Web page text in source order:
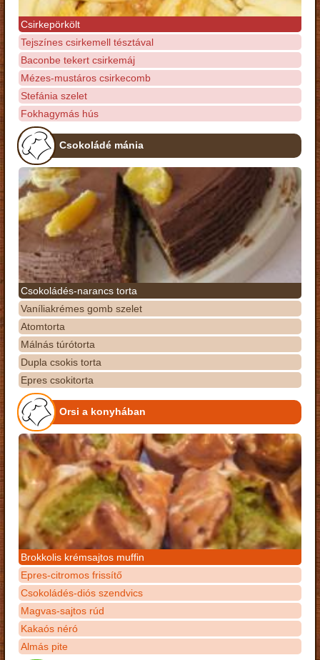
Csirkepörkölt
Tejszínes csirkemell tésztával
Baconbe tekert csirkemáj
Mézes-mustáros csirkecomb
Stefánia szelet
Fokhagymás hús
Csokoládé mánia
Csokoládés-narancs torta
Vaníliakrémes gomb szelet
Atomtorta
Málnás túrótorta
Dupla csokis torta
Epres csokitorta
Orsi a konyhában
Brokkolis krémsajtos muffin
Epres-citromos frissítő
Csokoládés-diós szendvics
Magvas-sajtos rúd
Kakaós néró
Almás pite